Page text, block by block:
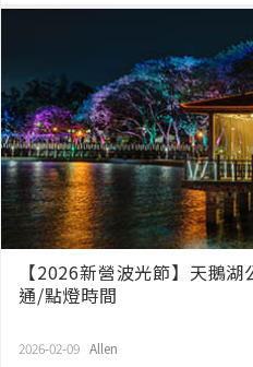
【2026新營波光節】天鵝
通/點燈時間
2026-02-09 Allen